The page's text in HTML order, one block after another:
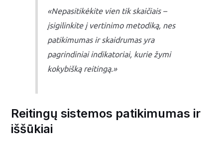
«Nepasitikėkite vien tik skaičiais –
įsigilinkite į vertinimo metodiką, nes
patikimumas ir skaidrumas yra
pagrindiniai indikatoriai, kurie žymi
kokybišką reitingą.»
Reitingų sistemos patikimumas ir
iššūkiai